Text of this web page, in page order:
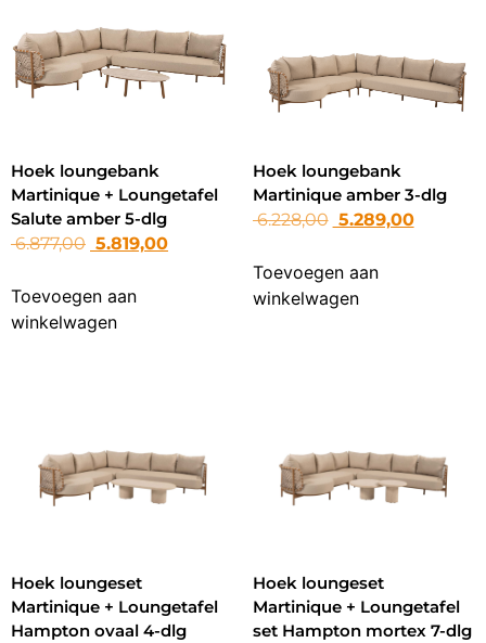
Hoek loungebank
Martinique + Loungetafel
Salute amber 5-dlg
6.877,00 5.819,00
Toevoegen aan
winkelwagen
Hoek loungebank
Martinique amber 3-dlg
6.228,00 5.289,00
Toevoegen aan
winkelwagen
Hoek loungeset
Martinique + Loungetafel
Hampton ovaal 4-dlg
Hoek loungeset
Martinique + Loungetafel
set Hampton mortex 7-dlg